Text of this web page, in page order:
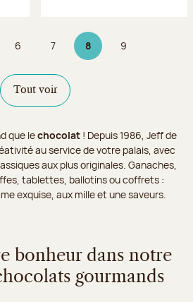
Page
6 Page
7 8Page 8 sur 9
Page
9
Tout voir
que lechocolat ! Depuis 1986, Jeff de
au service de votre palais, avec
aux plus originales. Ganaches,
tablettes, ballotins ou coffrets :
exquise, aux mille et une saveurs.
bonheur dans notre
gourmands